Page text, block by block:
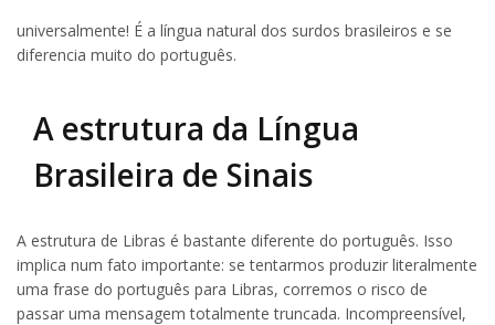
universalmente! É a língua natural dos surdos brasileiros e se
diferencia muito do português.
A estrutura da Língua
Brasileira de Sinais
A estrutura de Libras é bastante diferente do português. Isso
implica num fato importante: se tentarmos produzir literalmente
uma frase do português para Libras, corremos o risco de
passar uma mensagem totalmente truncada. Incompreensível,